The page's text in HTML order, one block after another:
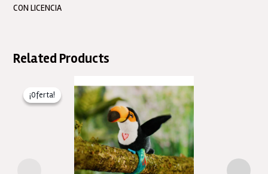
CON LICENCIA
Related Products
¡Oferta!
¡Oferta!